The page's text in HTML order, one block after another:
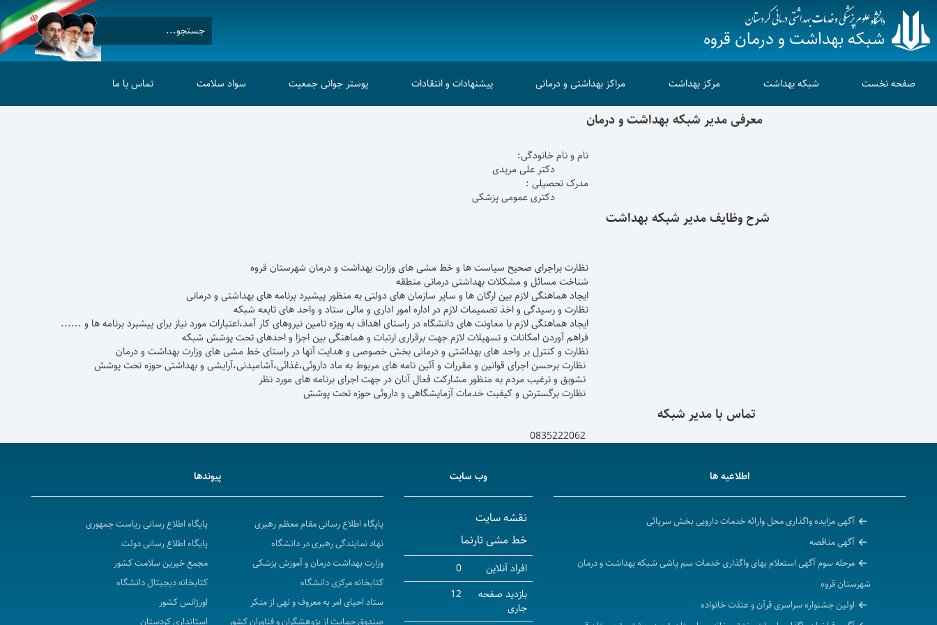
شبکه بهداشت و درمان قروه
صفحه نخست شبکه بهداشت مرکز بهداشت مراکز بهداشتی و درمانی پیشنهادات و انتقادات پوستر جوانی جمعیت سواد سلامت تماس با ما
معرفی مدیر شبکه بهداشت و درمان
نام و نام خانودگی:
دکتر علی مریدی
مدرک تحصیلی :
دکتری عمومی پزشکی
شرح وظایف مدیر شبکه بهداشت
نظارت براجرای صحیح سیاست ها و خط مشی های وزارت بهداشت و درمان شهرستان قروه
شناخت مسائل و مشکلات بهداشتی درمانی منطقه
ایجاد هماهنگی لازم بین ارگان ها و سایر سازمان های دولتی به منظور پیشبرد برنامه های بهداشتی و درمانی
نظارت و رسیدگی و اخذ تصمیمات لازم در اداره امور اداری و مالی ستاد و واحد های تابعه شبکه
ایجاد هماهنگی لازم با معاونت های دانشگاه در راستای اهداف به ویژه تامین نیروهای کار آمد،اعتبارات مورد نیاز برای پیشبرد برنامه ها و ......
فراهم آوردن امکانات و تسهیلات لازم جهت برقراری ارتبات و هماهنگی بین اجزا و احدهای تحت پوشش شبکه
نظارت و کنترل بر واحد های بهداشتی و درمانی بخش خصوصی و هدایت آنها در راستای خط مشی های وزارت بهداشت و درمان
نظارت برحسن اجرای قوانین و مقررات و آئین نامه های مربوط به ماد داروئی،غذائی،آشامیدنی،آرایشی و بهداشتی حوزه تحت پوشش
تشویق و ترغیب مردم به منظور مشارکت فعال آنان در جهت اجرای برنامه های مورد نظر
نظارت برگسترش و کیفیت خدمات آزمایشگاهی و داروئی حوزه تحت پوشش
تماس با مدیر شبکه
اطلاعیه ها
آگهی مزایده واگذاری محل وارائه خدمات دارویی بخش سرپائی
آگهی مناقصه
مرحله سوم آگهی استعلام بهای واگذاری خدمات سم پاشی شبکه بهداشت و درمان
شهرستان قروه
اولین جشنواره سراسری قرآن و عتذت خانواده
وب سایت
نقشه سایت
خط مشی تارنما
افراد آنلاین
0
بازدید صفحه
جاری
12
پیوندها
پایگاه اطلاع رسانی مقام معظم رهبری
پایگاه اطلاع رسانی ریاست جمهوری
نهاد نمایندگی رهبری در دانشگاه
پایگاه اطلاع رسانی دولت
وزارت بهداشت درمان و آموزش پزشکی
مجمع خیرین سلامت کشور
کتابخانه مرکزی دانشگاه
کتابخانه دیجیتال دانشگاه
ستاد احیای امر به معروف و نهی از منکر
اورژانس کشور
صندوق حمایت از پژوهشگران و فناوران کشور
استانداری کردستان